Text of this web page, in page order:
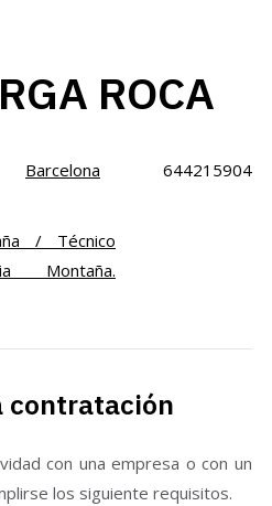
ROCA
Barcelona
644215904
/ Técnico
Montaña.
contratación
con una empresa o con un
los siguiente requisitos.